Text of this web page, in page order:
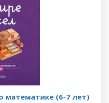
математике (6-7 лет)